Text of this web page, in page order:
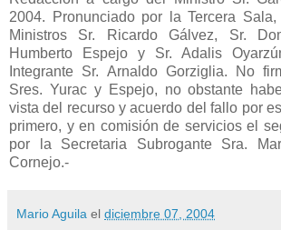
Mario Aguila el diciembre 07, 2004